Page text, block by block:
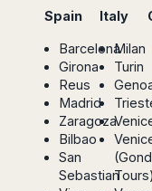
London
Birmingham
Cardiff
Edinburgh
Glasgow
Liverpool
Catania
Palermo
Trapani
Comiso
Ragusa
Poland
Gdańsk
Tivat
Pogdorica
Moscow
Minsk
Yerevan
Tbilisi
St
Petersburg
Hue
Nang
Cam
Ranh
Quy
Nhon
Lat
Miami
Orlando
Pittsburgh
Tampa
Quebec
Toronto
Vancouver
Montreal
Spain
Barcelona
Girona
Reus
Madrid
Zaragoza
Bilbao
San
Sebastian
Italy
Milan
Turin
Tours)